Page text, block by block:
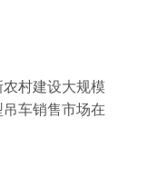
村建设大规模
车销售市场在